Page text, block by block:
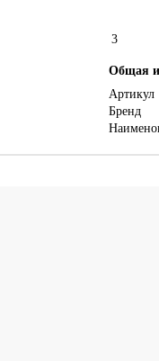
3
Общая
Артикул
Бренд